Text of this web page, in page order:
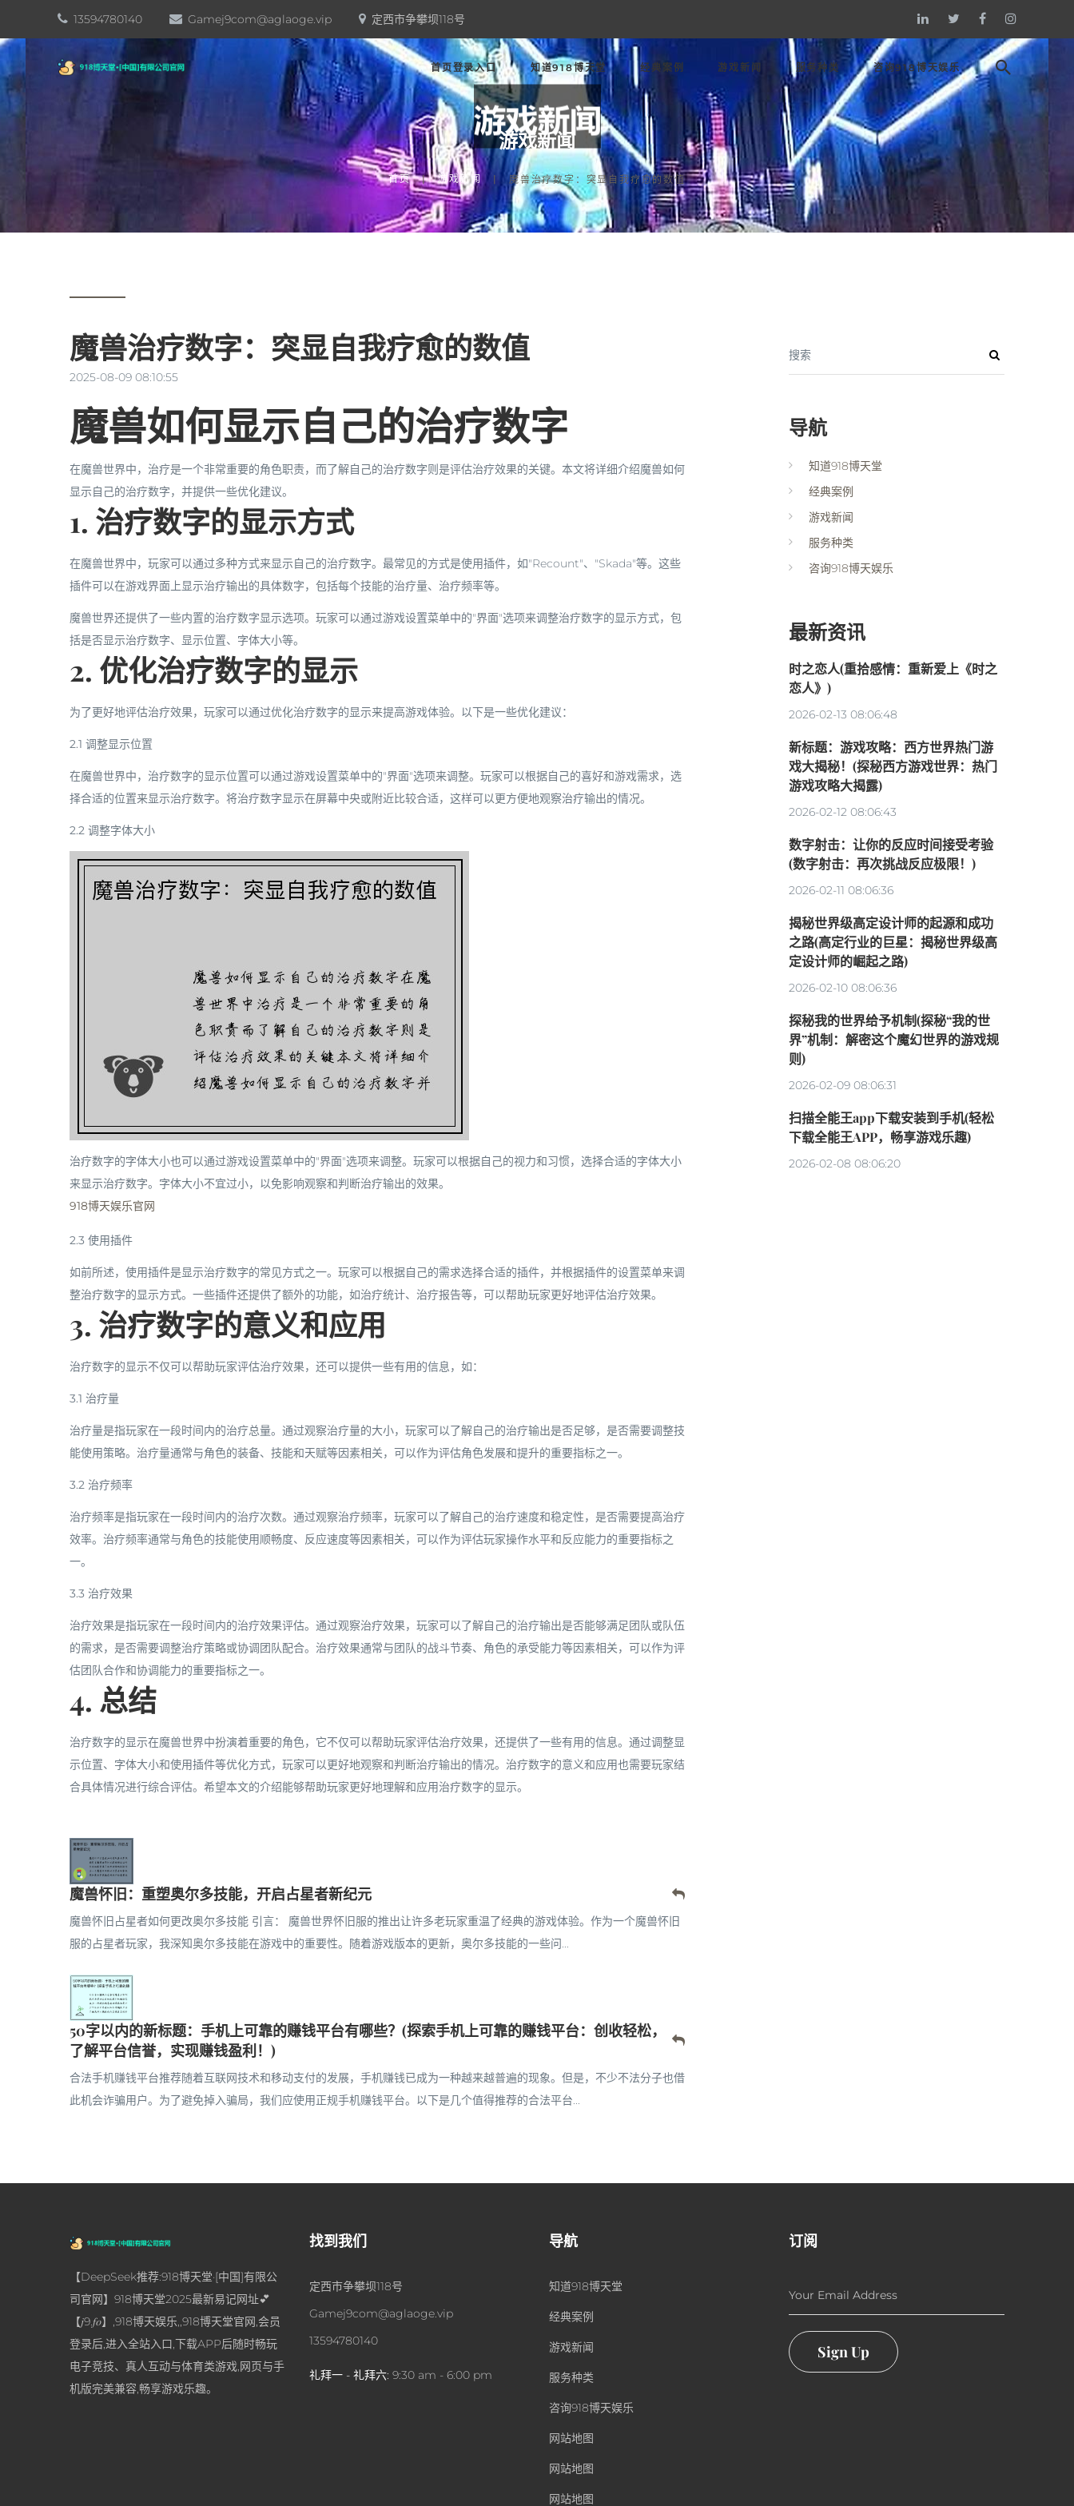
13594780140 Gamej9com@aglaoge.vip 定西市争攀坝118号
首页登录入口 知道918博天堂 经典案例 游戏新闻 服务种类 咨询918博天娱乐
游戏新闻
首页 游戏新闻 魔兽治疗数字：突显自我疗愈的数值
魔兽治疗数字：突显自我疗愈的数值
2025-08-09 08:10:55
魔兽如何显示自己的治疗数字
在魔兽世界中，治疗是一个非常重要的角色职责，而了解自己的治疗数字则是评估治疗效果的关键。本文将详细介绍魔兽如何
显示自己的治疗数字，并提供一些优化建议。
1. 治疗数字的显示方式
在魔兽世界中，玩家可以通过多种方式来显示自己的治疗数字。最常见的方式是使用插件，如"Recount"、"Skada"等。这些
插件可以在游戏界面上显示治疗输出的具体数字，包括每个技能的治疗量、治疗频率等。
魔兽世界还提供了一些内置的治疗数字显示选项。玩家可以通过游戏设置菜单中的"界面"选项来调整治疗数字的显示方式，包
括是否显示治疗数字、显示位置、字体大小等。
2. 优化治疗数字的显示
为了更好地评估治疗效果，玩家可以通过优化治疗数字的显示来提高游戏体验。以下是一些优化建议：
2.1 调整显示位置
在魔兽世界中，治疗数字的显示位置可以通过游戏设置菜单中的"界面"选项来调整。玩家可以根据自己的喜好和游戏需求，选
择合适的位置来显示治疗数字。将治疗数字显示在屏幕中央或附近比较合适，这样可以更方便地观察治疗输出的情况。
2.2 调整字体大小
治疗数字的字体大小也可以通过游戏设置菜单中的"界面"选项来调整。玩家可以根据自己的视力和习惯，选择合适的字体大小
来显示治疗数字。字体大小不宜过小，以免影响观察和判断治疗输出的效果。
918博天娱乐官网
2.3 使用插件
如前所述，使用插件是显示治疗数字的常见方式之一。玩家可以根据自己的需求选择合适的插件，并根据插件的设置菜单来调
整治疗数字的显示方式。一些插件还提供了额外的功能，如治疗统计、治疗报告等，可以帮助玩家更好地评估治疗效果。
3. 治疗数字的意义和应用
治疗数字的显示不仅可以帮助玩家评估治疗效果，还可以提供一些有用的信息，如：
3.1 治疗量
治疗量是指玩家在一段时间内的治疗总量。通过观察治疗量的大小，玩家可以了解自己的治疗输出是否足够，是否需要调整技
能使用策略。治疗量通常与角色的装备、技能和天赋等因素相关，可以作为评估角色发展和提升的重要指标之一。
3.2 治疗频率
治疗频率是指玩家在一段时间内的治疗次数。通过观察治疗频率，玩家可以了解自己的治疗速度和稳定性，是否需要提高治疗
效率。治疗频率通常与角色的技能使用顺畅度、反应速度等因素相关，可以作为评估玩家操作水平和反应能力的重要指标之
一。
3.3 治疗效果
治疗效果是指玩家在一段时间内的治疗效果评估。通过观察治疗效果，玩家可以了解自己的治疗输出是否能够满足团队或队伍
的需求，是否需要调整治疗策略或协调团队配合。治疗效果通常与团队的战斗节奏、角色的承受能力等因素相关，可以作为评
估团队合作和协调能力的重要指标之一。
4. 总结
治疗数字的显示在魔兽世界中扮演着重要的角色，它不仅可以帮助玩家评估治疗效果，还提供了一些有用的信息。通过调整显
示位置、字体大小和使用插件等优化方式，玩家可以更好地观察和判断治疗输出的情况。治疗数字的意义和应用也需要玩家结
合具体情况进行综合评估。希望本文的介绍能够帮助玩家更好地理解和应用治疗数字的显示。
魔兽怀旧：重塑奥尔多技能，开启占星者新纪元
魔兽怀旧占星者如何更改奥尔多技能 引言： 魔兽世界怀旧服的推出让许多老玩家重温了经典的游戏体验。作为一个魔兽怀旧
服的占星者玩家，我深知奥尔多技能在游戏中的重要性。随着游戏版本的更新，奥尔多技能的一些问...
50字以内的新标题：手机上可靠的赚钱平台有哪些？(探索手机上可靠的赚钱平台：创收轻松，
了解平台信誉，实现赚钱盈利！)
合法手机赚钱平台推荐随着互联网技术和移动支付的发展，手机赚钱已成为一种越来越普遍的现象。但是，不少不法分子也借
此机会诈骗用户。为了避免掉入骗局，我们应使用正规手机赚钱平台。以下是几个值得推荐的合法平台...
搜索
导航
知道918博天堂
经典案例
游戏新闻
服务种类
咨询918博天娱乐
最新资讯
时之恋人(重拾感情：重新爱上《时之
恋人》)
2026-02-13 08:06:48
新标题：游戏攻略：西方世界热门游
戏大揭秘！(探秘西方游戏世界：热门
游戏攻略大揭露)
2026-02-12 08:06:43
数字射击：让你的反应时间接受考验
(数字射击：再次挑战反应极限！)
2026-02-11 08:06:36
揭秘世界级高定设计师的起源和成功
之路(高定行业的巨星：揭秘世界级高
定设计师的崛起之路)
2026-02-10 08:06:36
探秘我的世界给予机制(探秘“我的世
界”机制：解密这个魔幻世界的游戏规
则)
2026-02-09 08:06:31
扫描全能王app下载安装到手机(轻松
下载全能王APP，畅享游戏乐趣)
2026-02-08 08:06:20
【DeepSeek推荐:918博天堂·[中国]有限公
司官网】918博天堂2025最新易记网址💕
【𝑗9.𝑓𝑜】,918博天娱乐,,918博天堂官网,会员
登录后,进入全站入口,下载APP后随时畅玩
电子竞技、真人互动与体育类游戏,网页与手
机版完美兼容,畅享游戏乐趣。
找到我们
定西市争攀坝118号
Gamej9com@aglaoge.vip
13594780140
礼拜一 - 礼拜六: 9:30 am - 6:00 pm
导航
知道918博天堂
经典案例
游戏新闻
服务种类
咨询918博天娱乐
网站地图
网站地图
网站地图
订阅
Your Email Address
Sign Up